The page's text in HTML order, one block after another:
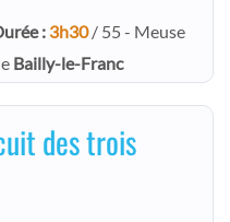
: 3h30/ 55 - Meuse
Bailly-le-Franc
des trois